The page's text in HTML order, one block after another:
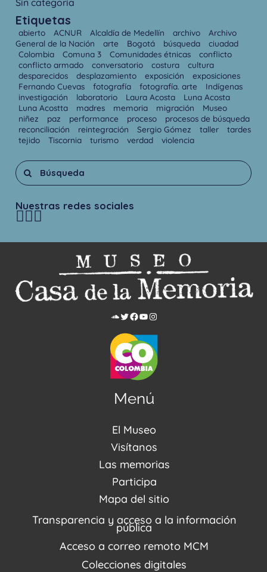
Etiquetas
abierto ACNUR Alcaldía de Medellín archivo
Archivo
General de la Nación
arte Bogotá búsqueda
ciuadad
Colombia
Comuna 3 Comunidades étnicas
conflicto
conflicto armado
conversatorio costura
cultura
desparecidos
desplazamiento exposición
exposiciones
Fernando Cuevas
fotografía fotografía. arte
Indígenas
investigación
laboratorio Laura Acosta
Luna Acosta
Luna Acostta
madres memoria migración
Museo
niñez
paz performance proceso
procesos de búsqueda
reconciliación
reintegración Sergio Gómez taller
tardes
tejido
Tiscornia turismo verdad violencia
Nuestras redes sociales
Menú
El Museo
Acerca de nosotros
Noticias
Visítanos
Visítanos
Reserva tus espacios
Agenda / Programación
Recorridos Virtuales
Las memorias
Centro de Recursos
Repositorio (MUSEO / CASA / MEMORIA)
Narrativas del conflicto
Proyectos
Enlaces de memorias
Fondo Editorial
Participa
Estímulos
Mapa del sitio
Transparencia y acceso a la información
pública
Acceso a correo remoto MCM
Colecciones digitales